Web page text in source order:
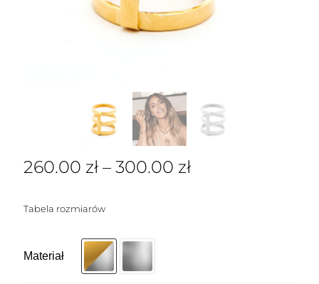
260.00 zł – 300.00 zł
Tabela rozmiarów
Materiał